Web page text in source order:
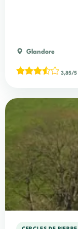
Glandore
3,85/5